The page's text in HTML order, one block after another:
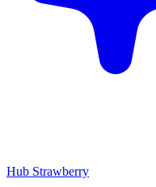
Hub Strawberry